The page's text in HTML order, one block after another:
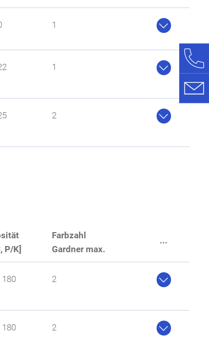
1 
1 
gute Lösemittelbeständigkeit
2 
P/K]
Farbzahl
Gardner max.
...
180 2 
beeinflusst
180 2 